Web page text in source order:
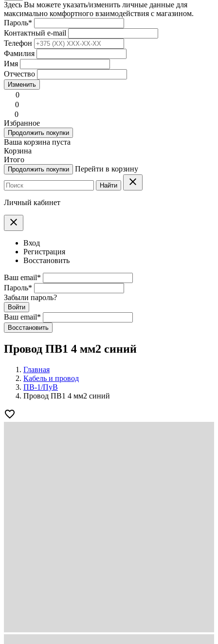
Здесь Вы можете указать/изменить личные данные для
максимально комфортного взаимодействия с магазином.
Пароль*
Контактный e-mail
Телефон
Фамилия
Имя
Отчество
Изменить
0
0
0
Избранное
Продолжить покупки
Ваша корзина пуста
Корзина
Итого
Продолжить покупки Перейти в корзину
Найти clear
Личный кабинет
clear
Вход
Регистрация
Восстановить
Ваш email*
Пароль*
Забыли пароль?
Войти
Ваш email*
Воcстановить
Провод ПВ1 4 мм2 синий
Главная
Кабель и провод
ПВ-1/ПуВ
Провод ПВ1 4 мм2 синий
favorite_border